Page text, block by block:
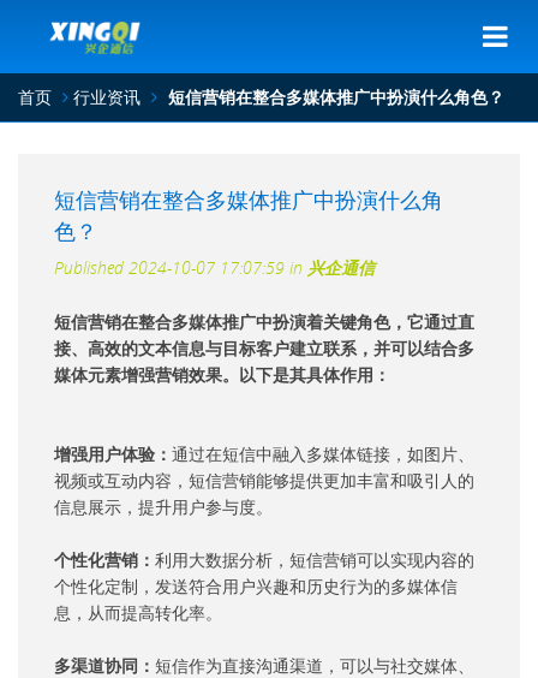
首页 行业资讯 短信营销在整合多媒体推广中扮演什么角色？
短信营销在整合多媒体推广中扮演什么角
色？
Published 2024-10-07 17:07:59 in 兴企通信
短信营销在整合多媒体推广中扮演着关键角色，它通过直
接、高效的文本信息与目标客户建立联系，并可以结合多
媒体元素增强营销效果。以下是其具体作用：
增强用户体验： 通过在短信中融入多媒体链接，如图片、
视频或互动内容，短信营销能够提供更加丰富和吸引人的
信息展示，提升用户参与度。
个性化营销： 利用大数据分析，短信营销可以实现内容的
个性化定制，发送符合用户兴趣和历史行为的多媒体信
息，从而提高转化率。
多渠道协同： 短信作为直接沟通渠道，可以与社交媒体、